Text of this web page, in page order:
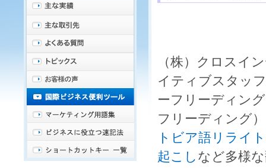
（株）クロスイ
イティブスタッ
ーフリーディング
フリーディング
トビア語リライト
起こし など多様な